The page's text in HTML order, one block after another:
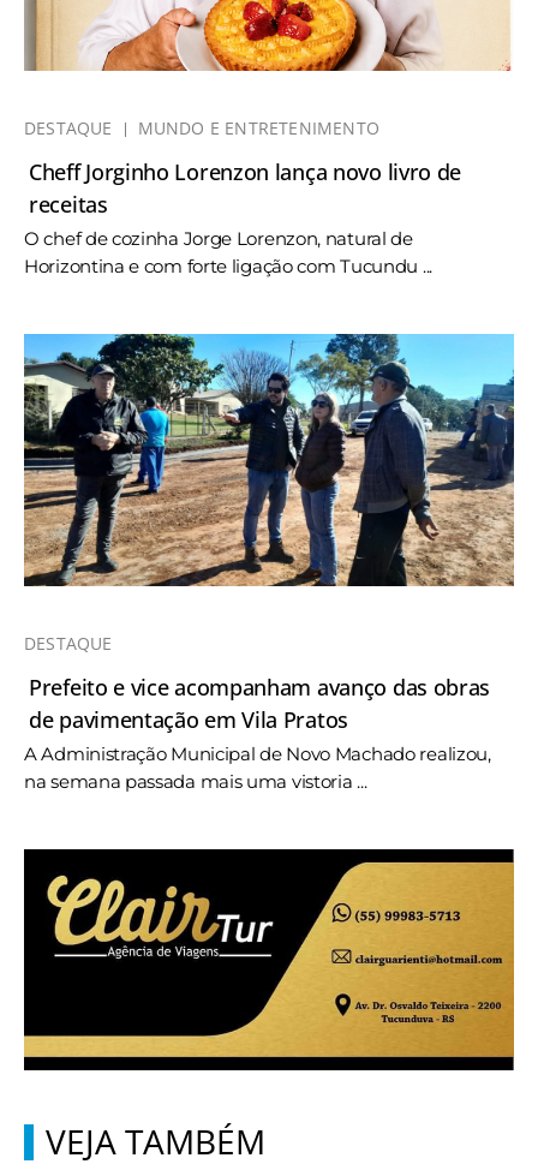
DESTAQUE MUNDO E ENTRETENIMENTO
Cheff Jorginho Lorenzon lança novo livro de
receitas
O chef de cozinha Jorge Lorenzon, natural de
Horizontina e com forte ligação com Tucundu ...
DESTAQUE
Prefeito e vice acompanham avanço das obras
de pavimentação em Vila Pratos
A Administração Municipal de Novo Machado realizou,
na semana passada mais uma vistoria ...
VEJA TAMBÉM